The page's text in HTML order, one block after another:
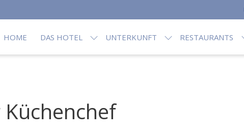
HOME DAS HOTEL UNTERKUNFT RESTAURANTS
Küchenchef